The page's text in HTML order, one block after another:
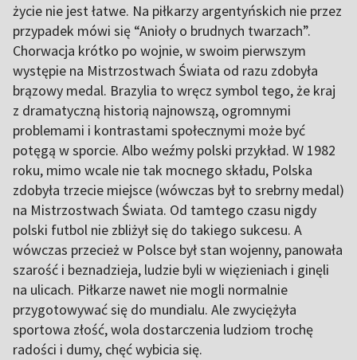
życie nie jest łatwe. Na piłkarzy argentyńskich nie przez
przypadek mówi się “Anioły o brudnych twarzach”.
Chorwacja krótko po wojnie, w swoim pierwszym
występie na Mistrzostwach Świata od razu zdobyła
brązowy medal. Brazylia to wręcz symbol tego, że kraj
z dramatyczną historią najnowszą, ogromnymi
problemami i kontrastami społecznymi może być
potęgą w sporcie. Albo weźmy polski przykład. W 1982
roku, mimo wcale nie tak mocnego składu, Polska
zdobyła trzecie miejsce (wówczas był to srebrny medal)
na Mistrzostwach Świata. Od tamtego czasu nigdy
polski futbol nie zbliżył się do takiego sukcesu. A
wówczas przecież w Polsce był stan wojenny, panowała
szarość i beznadzieja, ludzie byli w więzieniach i ginęli
na ulicach. Piłkarze nawet nie mogli normalnie
przygotowywać się do mundialu. Ale zwyciężyła
sportowa złość, wola dostarczenia ludziom trochę
radości i dumy, chęć wybicia się.